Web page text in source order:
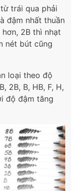
trái qua phải
đậm nhất thuần
2B thì nhạt
nét bút cũng
loại theo độ
2B, B, HB, F, H,
độ đậm tăng